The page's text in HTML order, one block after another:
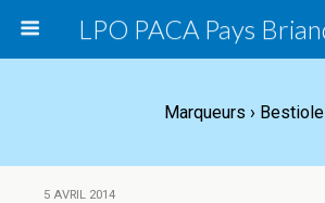
Marqueurs › Bestiole
5 AVRIL 2014